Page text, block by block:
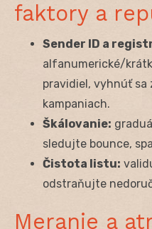
faktory a
Sender ID a
alfanumerické/
pravidiel, vyhnúť sa
kampaniach.
Škálovanie:
sledujte bounce,
Čistota listu:
odstraňujte
Meranie a